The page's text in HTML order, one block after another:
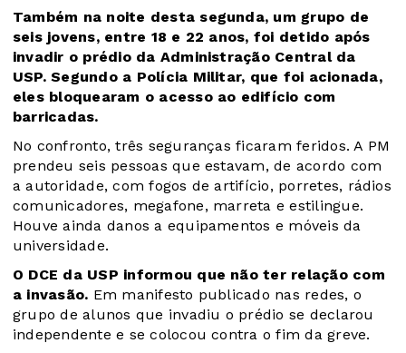
Também na noite desta segunda, um grupo de
seis jovens, entre 18 e 22 anos, foi detido após
invadir o prédio da Administração Central da
USP. Segundo a Polícia Militar, que foi acionada,
eles bloquearam o acesso ao edifício com
barricadas.
No confronto, três seguranças ficaram feridos. A PM
prendeu seis pessoas que estavam, de acordo com
a autoridade, com fogos de artifício, porretes, rádios
comunicadores, megafone, marreta e estilingue.
Houve ainda danos a equipamentos e móveis da
universidade.
O DCE da USP informou que não ter relação com
a invasão. Em manifesto publicado nas redes, o
grupo de alunos que invadiu o prédio se declarou
independente e se colocou contra o fim da greve.